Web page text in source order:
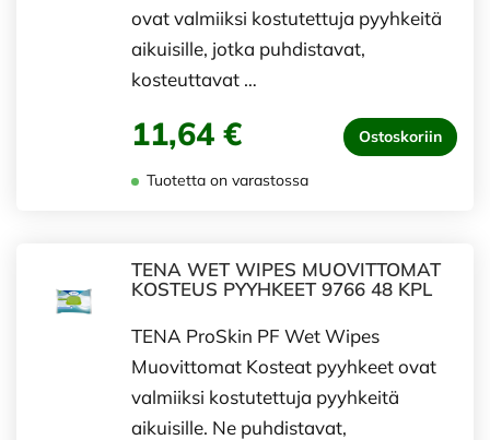
ovat valmiiksi kostutettuja pyyhkeitä
aikuisille, jotka puhdistavat,
kosteuttavat …
11,64 € Ostoskoriin
Tuotetta on varastossa
TENA WET WIPES MUOVITTOMAT
KOSTEUS PYYHKEET 9766 48 KPL
TENA ProSkin PF Wet Wipes
Muovittomat Kosteat pyyhkeet ovat
valmiiksi kostutettuja pyyhkeitä
aikuisille. Ne puhdistavat,